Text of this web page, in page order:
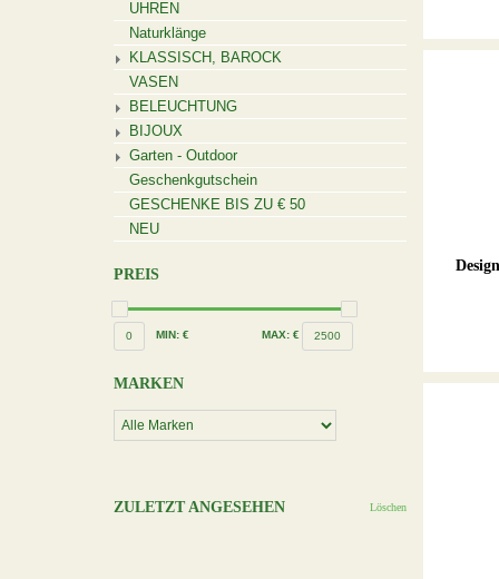
UHREN
Naturklänge
KLASSISCH, BAROCK
VASEN
BELEUCHTUNG
BIJOUX
Garten - Outdoor
Geschenkgutschein
GESCHENKE BIS ZU € 50
NEU
PREIS
0 MIN: € MAX: € 2500
MARKEN
ZULETZT ANGESEHEN Löschen